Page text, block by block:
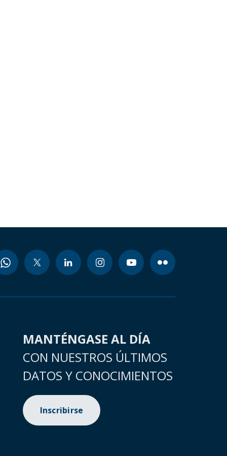
MANTÉNGASE AL DÍA
CON NUESTROS ÚLTIMOS
DATOS Y CONOCIMIENTOS
Inscribirse